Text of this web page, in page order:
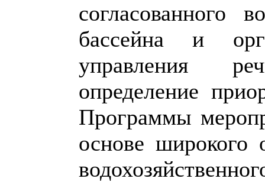
согласованного
бассейна и
управления
определение
Программы
основе широкого